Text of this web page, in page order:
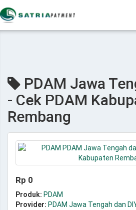
PDAM Jawa
- Cek PDAM
Rembang
Rp 0
Produk: PDAM
Provider: PDAM Jawa Tengah dan